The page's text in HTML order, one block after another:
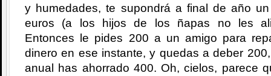
y humedades, te supondrá a final de año
euros (a los hijos de los ñapas no les
Entonces le pides 200 a un amigo para
dinero en ese instante, y quedas a deber
anual has ahorrado 400. Oh, cielos, parece